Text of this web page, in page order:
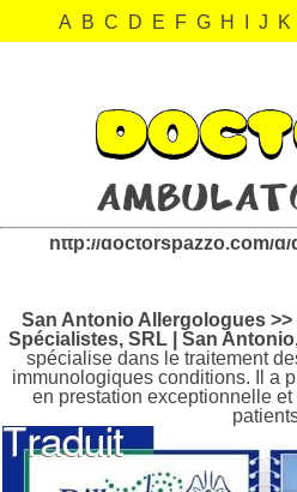
A B C D E F G H J K
http://doctorspazzo.com/
San Antonio Allergologues
Spécialistes, SRL | San
spécialise dans le traitement
immunologiques conditions. Il a
en prestation exceptionnelle